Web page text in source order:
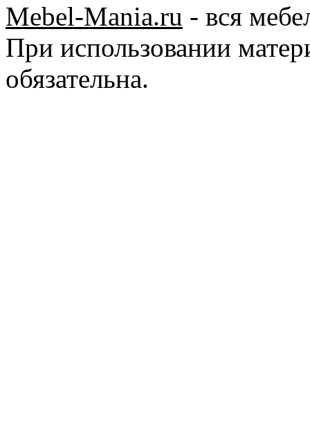
Mebel-Mania.ru - вся
При использовании
обязательна.